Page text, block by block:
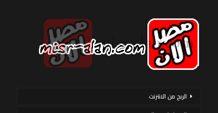
الربح من الانترنت